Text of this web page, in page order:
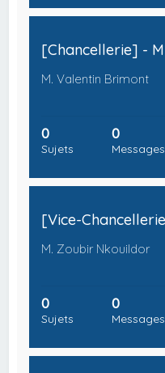
M. Valentin Brimont
0
Sujets
0
Messages
M. Zoubir Nkouildor
0
Sujets
0
Messages